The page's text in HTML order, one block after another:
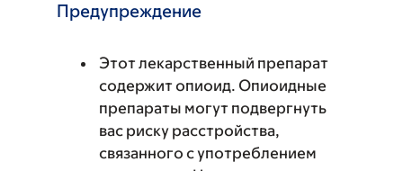
Предупреждение
Этот лекарственный препарат
содержит опиоид. Опиоидные
препараты могут подвергнуть
вас риску расстройства,
связанного с употреблением